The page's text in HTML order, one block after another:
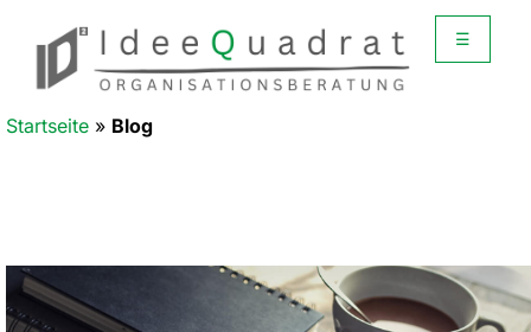
☰
Startseite » Blog